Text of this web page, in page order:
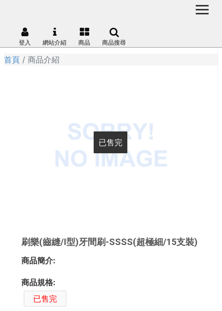
登入 網站介紹 商品 商品搜尋
首頁 商品介紹
已售完
已售完
已售完
刷樂(齒縫/I型)牙間刷-SSSS(超極細/15支裝)
商品簡介:
商品規格:
已售完